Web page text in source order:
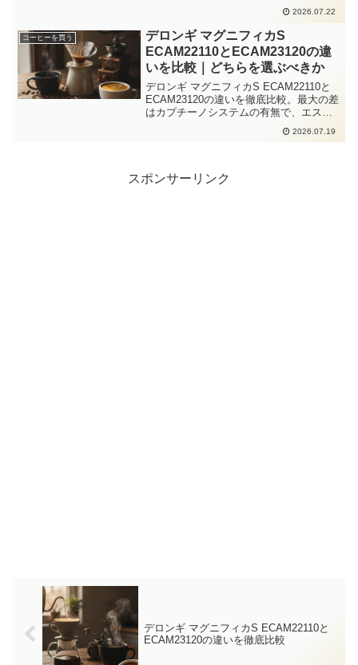
に、2026年最新情報をもとにどちらを選
ぶべきか具体的に解説しています。
2026.07.22
コーヒーを買う
デロンギ マグニフィカS
ECAM22110とECAM23120の違
いを比較｜どちらを選ぶべきか
デロンギ マグニフィカS ECAM22110と
ECAM23120の違いを徹底比較。最大の差
はカプチーノシステムの有無で、エスプ
レッソ派はECAM22110、ミルク系も楽し
みたい方はECAM23120が正解。2026年
2026.07.19
スポンサーリンク
デロンギ マグニフィカS ECAM22110と
ECAM23120の違いを徹底比較